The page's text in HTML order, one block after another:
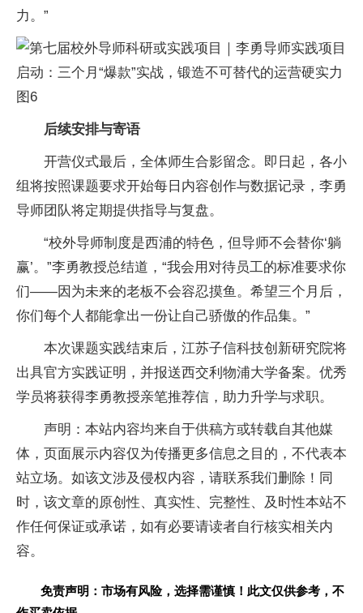
力。”
后续安排与寄语
开营仪式最后，全体师生合影留念。即日起，各小
组将按照课题要求开始每日内容创作与数据记录，李勇
导师团队将定期提供指导与复盘。
“校外导师制度是西浦的特色，但导师不会替你‘躺
赢’。”李勇教授总结道，“我会用对待员工的标准要求你
们——因为未来的老板不会容忍摸鱼。希望三个月后，
你们每个人都能拿出一份让自己骄傲的作品集。”
本次课题实践结束后，江苏子信科技创新研究院将
出具官方实践证明，并报送西交利物浦大学备案。优秀
学员将获得李勇教授亲笔推荐信，助力升学与求职。
声明：本站内容均来自于供稿方或转载自其他媒
体，页面展示内容仅为传播更多信息之目的，不代表本
站立场。如该文涉及侵权内容，请联系我们删除！同
时，该文章的原创性、真实性、完整性、及时性本站不
作任何保证或承诺，如有必要请读者自行核实相关内
容。
免责声明：市场有风险，选择需谨慎！此文仅供参考，不